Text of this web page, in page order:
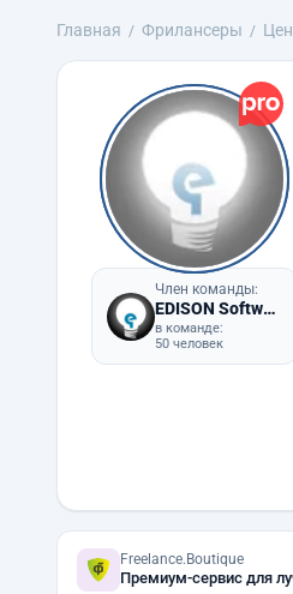
Главная Фрилансеры
Член команды:
EDISON Software
в команде:
50 человек
Freelance.Boutique
Премиум-сервис для